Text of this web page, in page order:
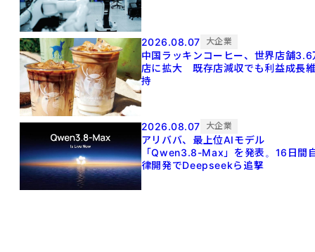
2026.08.07 大企業
中国ラッキンコーヒー、世界店舗3.6
店に拡大 既存店減収でも利益成長
持
2026.08.07 大企業
アリババ、最上位AIモデル
「Qwen3.8-Max」を発表。16日間
律開発でDeepseekら追撃